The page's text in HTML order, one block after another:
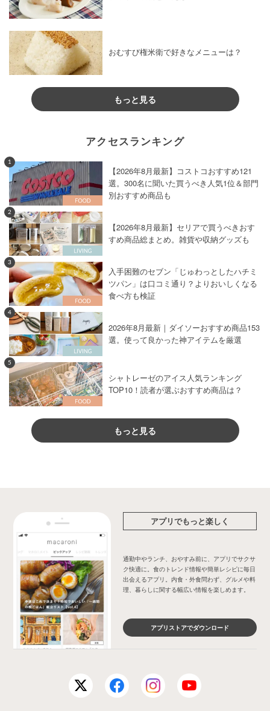
おむすび権米衛で好きなメニューは？
もっと見る
アクセスランキング
1
【2026年8月最新】コストコおすすめ121
選。300名に聞いた買うべき人気1位＆部門
別おすすめ商品も
2
【2026年8月最新】セリアで買うべきおす
すめ商品総まとめ。雑貨や収納グッズも
3
入手困難のセブン「じゅわっとしたハチミ
ツパン」は口コミ通り？よりおいしくなる
食べ方も検証
4
2026年8月最新｜ダイソーおすすめ商品153
選。使って良かった神アイテムを厳選
5
シャトレーゼのアイス人気ランキング
TOP10！読者が選ぶおすすめ商品は？
もっと見る
アプリでもっと楽しく
通勤中やランチ、おやすみ前に、アプリでサクサ
ク快適に。食のトレンド情報や簡単レシピに毎日
出会えるアプリ。内食・外食問わず、グルメや料
理、暮らしに関する幅広い情報を楽しめます。
アプリストアでダウンロード